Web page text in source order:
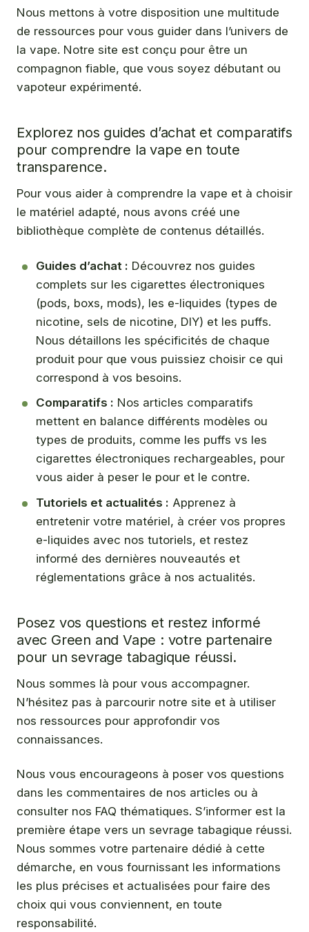
Nous mettons à votre disposition une multitude
de ressources pour vous guider dans l’univers de
la vape. Notre site est conçu pour être un
compagnon fiable, que vous soyez débutant ou
vapoteur expérimenté.
Explorez nos guides d’achat et comparatifs
pour comprendre la vape en toute
transparence.
Pour vous aider à comprendre la vape et à choisir
le matériel adapté, nous avons créé une
bibliothèque complète de contenus détaillés.
Guides d’achat : Découvrez nos guides
complets sur les cigarettes électroniques
(pods, boxs, mods), les e-liquides (types de
nicotine, sels de nicotine, DIY) et les puffs.
Nous détaillons les spécificités de chaque
produit pour que vous puissiez choisir ce qui
correspond à vos besoins.
Comparatifs : Nos articles comparatifs
mettent en balance différents modèles ou
types de produits, comme les puffs vs les
cigarettes électroniques rechargeables, pour
vous aider à peser le pour et le contre.
Tutoriels et actualités : Apprenez à
entretenir votre matériel, à créer vos propres
e-liquides avec nos tutoriels, et restez
informé des dernières nouveautés et
réglementations grâce à nos actualités.
Posez vos questions et restez informé
avec Green and Vape : votre partenaire
pour un sevrage tabagique réussi.
Nous sommes là pour vous accompagner.
N’hésitez pas à parcourir notre site et à utiliser
nos ressources pour approfondir vos
connaissances.
Nous vous encourageons à poser vos questions
dans les commentaires de nos articles ou à
consulter nos FAQ thématiques. S’informer est la
première étape vers un sevrage tabagique réussi.
Nous sommes votre partenaire dédié à cette
démarche, en vous fournissant les informations
les plus précises et actualisées pour faire des
choix qui vous conviennent, en toute
responsabilité.